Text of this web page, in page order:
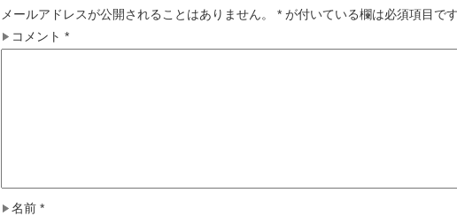
メールアドレスが公開されることはありません。
*が付いている欄は必須項目で
コメント *
名前 *